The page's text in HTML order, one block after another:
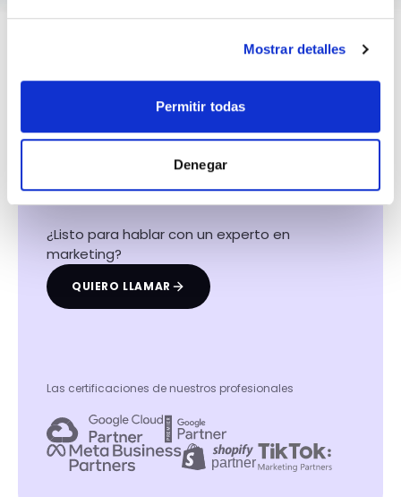
Mostrar detalles
Permitir todas
Denegar
Hacemos que tu
negocio crezca con el
marketing digital
¿Listo para hablar con un experto en
marketing?
QUIERO LLAMAR
Las certificaciones de nuestros profesionales